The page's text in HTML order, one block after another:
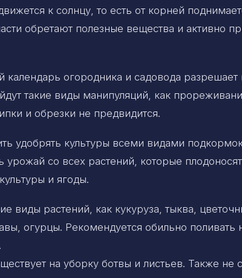
к солнцу, то есть от корней
обретают полезные вещества и активно
календарь огородника и садовода
такие виды манипуляций, как
и обрезки не предвидится.
удобрять культуры всеми видами
урожай со всех растений, которые
и ягоды.
виды растений, как кукуруза, тыква,
огурцы. Рекомендуется обильно
на уборку ботвы и листьев. Также не